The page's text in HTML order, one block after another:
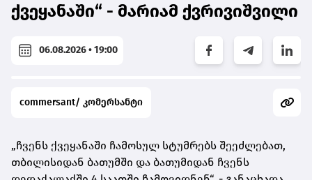
ქვეყანაში“ - მარიამ ქვრივიშვილი
06.08.2026 • 19:00
commersant/ კომერსანტი
„ჩვენს ქვეყანაში ჩამოსულ სტუმრებს შეეძლებათ,
თბილისიდან ბათუმში და ბათუმიდან ჩვენს